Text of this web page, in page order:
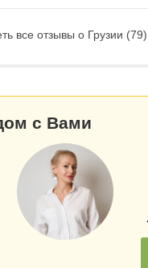
все отзывы о Грузии (79)
с Вами